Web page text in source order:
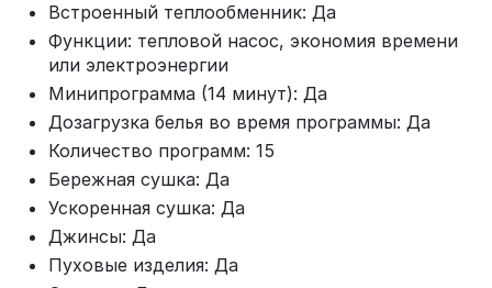
Встроенный теплообменник: Да
Функции: тепловой насос, экономия времени
или электроэнергии
Минипрограмма (14 минут): Да
Дозагрузка белья во время программы: Да
Количество программ: 15
Бережная сушка: Да
Ускоренная сушка: Да
Джинсы: Да
Пуховые изделия: Да